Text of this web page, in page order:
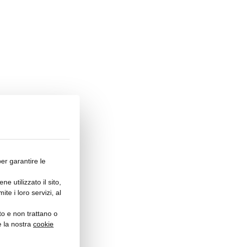
garantire le
utilizzato il sito,
i loro servizi, al
e non trattano o
la nostra cookie